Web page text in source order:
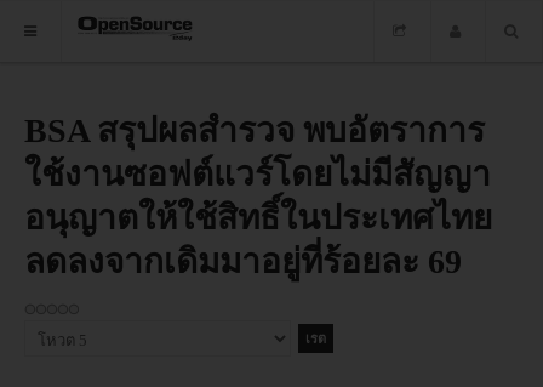
HOME
ซอฟต์แวร์
ข่าว
อบรม
BSA สรุปผลสำรวจ พบอัตราการ
ใช้งานซอฟต์แวร์โดยไม่มีสัญญา
อนุญาตให้ใช้สิทธิ์ในประเทศไทย
ลดลงจากเดิมมาอยู่ที่ร้อยละ 69
กรุณา